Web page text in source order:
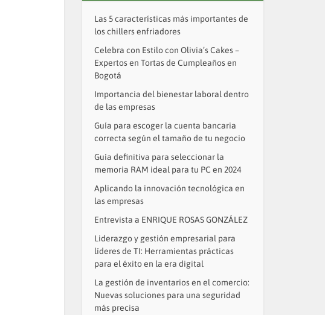
Las 5 características más importantes de
los chillers enfriadores
Celebra con Estilo con Olivia’s Cakes –
Expertos en Tortas de Cumpleaños en
Bogotá
Importancia del bienestar laboral dentro
de las empresas
Guía para escoger la cuenta bancaria
correcta según el tamaño de tu negocio
Guía definitiva para seleccionar la
memoria RAM ideal para tu PC en 2024
Aplicando la innovación tecnológica en
las empresas
Entrevista a ENRIQUE ROSAS GONZÁLEZ
Liderazgo y gestión empresarial para
líderes de TI: Herramientas prácticas
para el éxito en la era digital
La gestión de inventarios en el comercio:
Nuevas soluciones para una seguridad
más precisa